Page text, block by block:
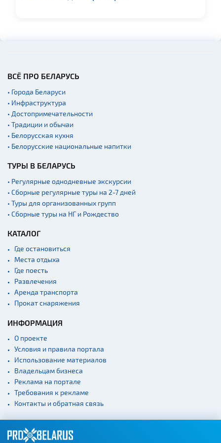
Военная история
Мастер-классы
Квесты
Новости
Спортинг-клубы и тиры
Ратуши
Родовые усадьбы
Садово-парковая
Памятники
Памятники известным
Монастыри
Костелы
Театры
Концертные залы
экскурсий: г. Минск
Спортивные
сооружения
Веломаршруты
Аэропорты
вокзалы
ВСЁ ПРО БЕЛАРУСЬ
• Города Беларуси
• Инфраструктура
• Достопримечательности
• Традиции и обычаи
• Белорусская кухня
• Белорусские национальные напитки
ТУРЫ В БЕЛАРУСЬ
• Регулярные однодневные экскурсии
• Сборные регулярные туры на 2-7 дней
• Туры для организованных групп
• Сборные туры на НГ и Рождество
КАТАЛОГ
Где остановиться
Места отдыха
Где поесть
Развлечения
Аренда транспорта
Прокат снаряжения
ИНФОРМАЦИЯ
О проекте
Условия и правила портала
Использование материалов
Владельцам бизнеса
Реклама на портале
Требования к рекламе
Контакты и обратная связь